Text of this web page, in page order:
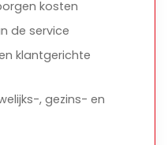
kosten
de service
klantgerichte
, gezins- en